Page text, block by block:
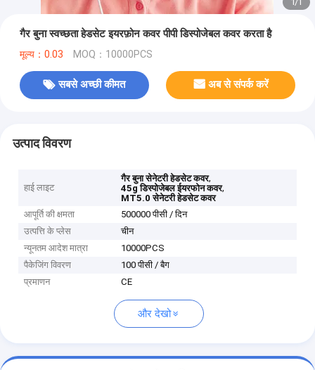
गैर बुना स्वच्छता हेडसेट इयरफ़ोन कवर पीपी डिस्पोजेबल कवर करता है
मूल्य：0.03 MOQ：10000PCS
सबसे अच्छी कीमत अब से संपर्क करें
उत्पाद विवरण
हाई लाइट
गैर बुना सेनेटरी हेडसेट कवर,
45g डिस्पोजेबल ईयरफोन कवर,
MT5.0 सेनेटरी हेडसेट कवर
आपूर्ति की क्षमता
500000 पीसी / दिन
उत्पत्ति के प्लेस
चीन
न्यूनतम आदेश मात्रा
10000PCS
पैकेजिंग विवरण
100 पीसी / बैग
प्रमाणन
CE
और देखो